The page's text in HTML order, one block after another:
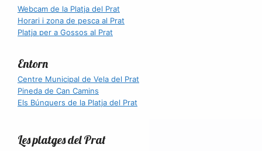
Webcam de la Platja del Prat
Horari i zona de pesca al Prat
Platja per a Gossos al Prat
Entorn
Centre Municipal de Vela del Prat
Pineda de Can Camins
Els Búnquers de la Platja del Prat
Les platges del Prat